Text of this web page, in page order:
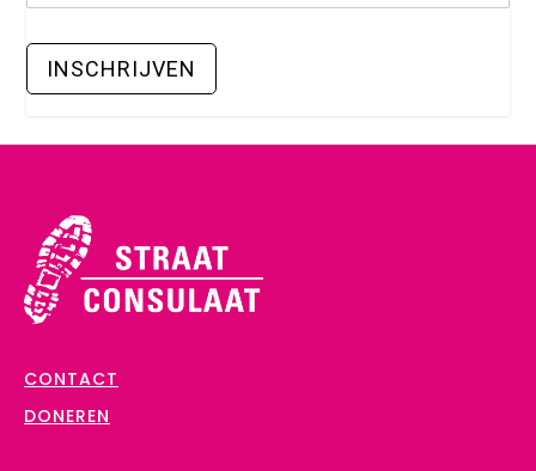
CONTACT
DONEREN